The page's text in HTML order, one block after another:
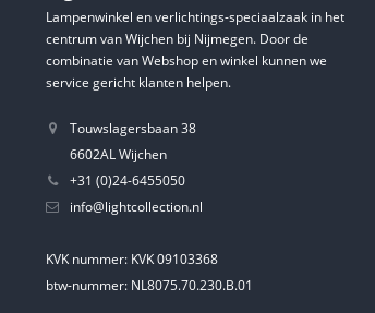
Lampenwinkel en verlichtings-speciaalzaak in het
centrum van Wijchen bij Nijmegen. Door de
combinatie van Webshop en winkel kunnen we
service gericht klanten helpen.
Touwslagersbaan 38
6602AL Wijchen
+31 (0)24-6455050
info@lightcollection.nl
KVK nummer: KVK 09103368
btw-nummer: NL8075.70.230.B.01